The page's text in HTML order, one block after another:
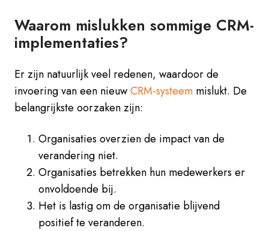
Waarom mislukken sommige CRM-
implementaties?
Er zijn natuurlijk veel redenen, waardoor de
invoering van een nieuwCRM-systeem mislukt. De
belangrijkste oorzaken zijn:
Organisaties overzien de impact van de
verandering niet.
Organisaties betrekken hun medewerkers er
onvoldoende bij.
Het is lastig om de organisatie blijvend
positief te veranderen.